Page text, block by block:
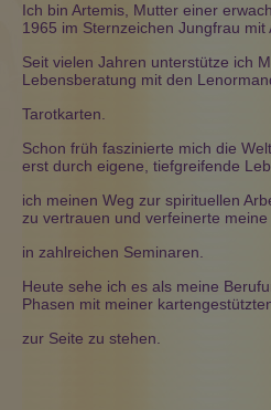
Ich bin Artemis, Mutter einer
1965 im Sternzeichen Jungfrau mit
Seit vielen Jahren unterstütze ich
Lebensberatung mit den
Tarotkarten.
Schon früh faszinierte mich die
erst durch eigene, tiefgreifende
ich meinen Weg zur spirituellen
zu vertrauen und verfeinerte
in zahlreichen Seminaren.
Heute sehe ich es als meine
Phasen mit meiner
zur Seite zu stehen.